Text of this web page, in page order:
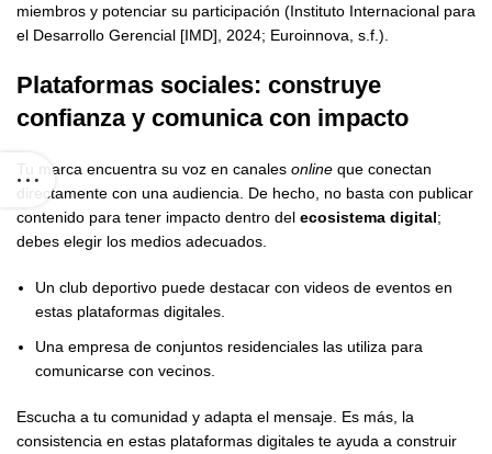
miembros y potenciar su participación (Instituto Internacional para
el Desarrollo Gerencial [IMD], 2024; Euroinnova, s.f.).
Plataformas sociales: construye
confianza y comunica con impacto
Tu marca encuentra su voz en canales online que conectan
directamente con una audiencia. De hecho, no basta con publicar
contenido para tener impacto dentro del ecosistema digital;
debes elegir los medios adecuados.
Un club deportivo puede destacar con videos de eventos en
estas plataformas digitales.
Una empresa de conjuntos residenciales las utiliza para
comunicarse con vecinos.
Escucha a tu comunidad y adapta el mensaje. Es más, la
consistencia en estas plataformas digitales te ayuda a construir